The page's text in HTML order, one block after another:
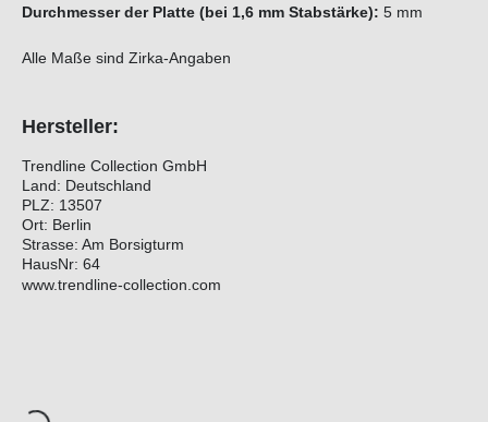
Durchmesser der Platte (bei 1,6 mm Stabstärke): 5 mm
Alle Maße sind Zirka-Angaben
Hersteller:
Trendline Collection GmbH
Land: Deutschland
PLZ: 13507
Ort: Berlin
Strasse: Am Borsigturm
HausNr: 64
www.trendline-collection.com